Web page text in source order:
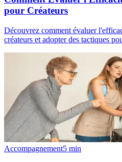
pour Créateurs
Découvrez comment évaluer
créateurs et adopter des tactiques
Accompagnement5 min